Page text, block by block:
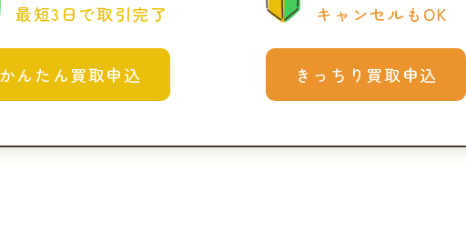
最短3日で取引完了
かんたん買取申込
キャンセルもOK
きっちり買取申込